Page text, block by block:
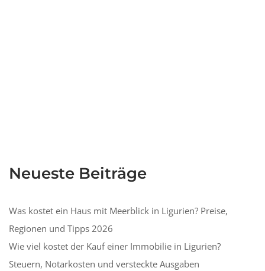
Neueste Beiträge
Was kostet ein Haus mit Meerblick in Ligurien? Preise,
Regionen und Tipps 2026
Wie viel kostet der Kauf einer Immobilie in Ligurien?
Steuern, Notarkosten und versteckte Ausgaben